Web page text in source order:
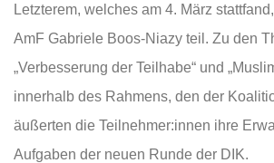
Letzterem, welches am 4. März
AmF Gabriele Boos-Niazy teil. Zu den
„Verbesserung der Teilhabe“ und
innerhalb des Rahmens, den der
äußerten die Teilnehmer:innen ihre
Aufgaben der neuen Runde der DIK.